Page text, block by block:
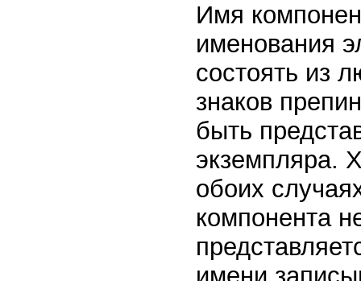
Имя
именования
состоять из
знаков
быть
экземпляра.
обоих
компонента